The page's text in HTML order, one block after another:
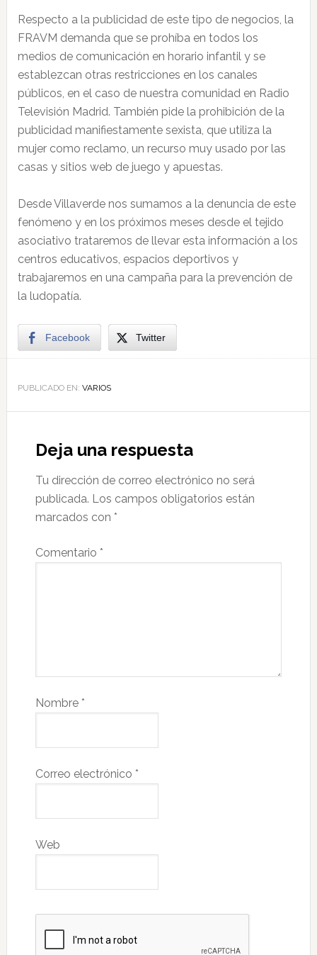
Respecto a la publicidad de este tipo de negocios, la
FRAVM demanda que se prohíba en todos los
medios de comunicación en horario infantil y se
establezcan otras restricciones en los canales
públicos, en el caso de nuestra comunidad en Radio
Televisión Madrid. También pide la prohibición de la
publicidad manifiestamente sexista, que utiliza la
mujer como reclamo, un recurso muy usado por las
casas y sitios web de juego y apuestas.
Desde Villaverde nos sumamos a la denuncia de este
fenómeno y en los próximos meses desde el tejido
asociativo trataremos de llevar esta información a los
centros educativos, espacios deportivos y
trabajaremos en una campaña para la prevención de
la ludopatía.
Facebook Twitter
PUBLICADO EN: VARIOS
Deja una respuesta
Tu dirección de correo electrónico no será
publicada. Los campos obligatorios están
marcados con *
Comentario *
Nombre *
Correo electrónico *
Web